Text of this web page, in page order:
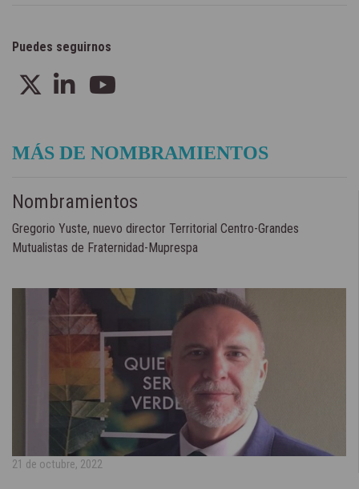
Puedes seguirnos
MÁS DE NOMBRAMIENTOS
Nombramientos
Gregorio Yuste, nuevo director Territorial Centro-Grandes
Mutualistas de Fraternidad-Muprespa
21 de octubre, 2022